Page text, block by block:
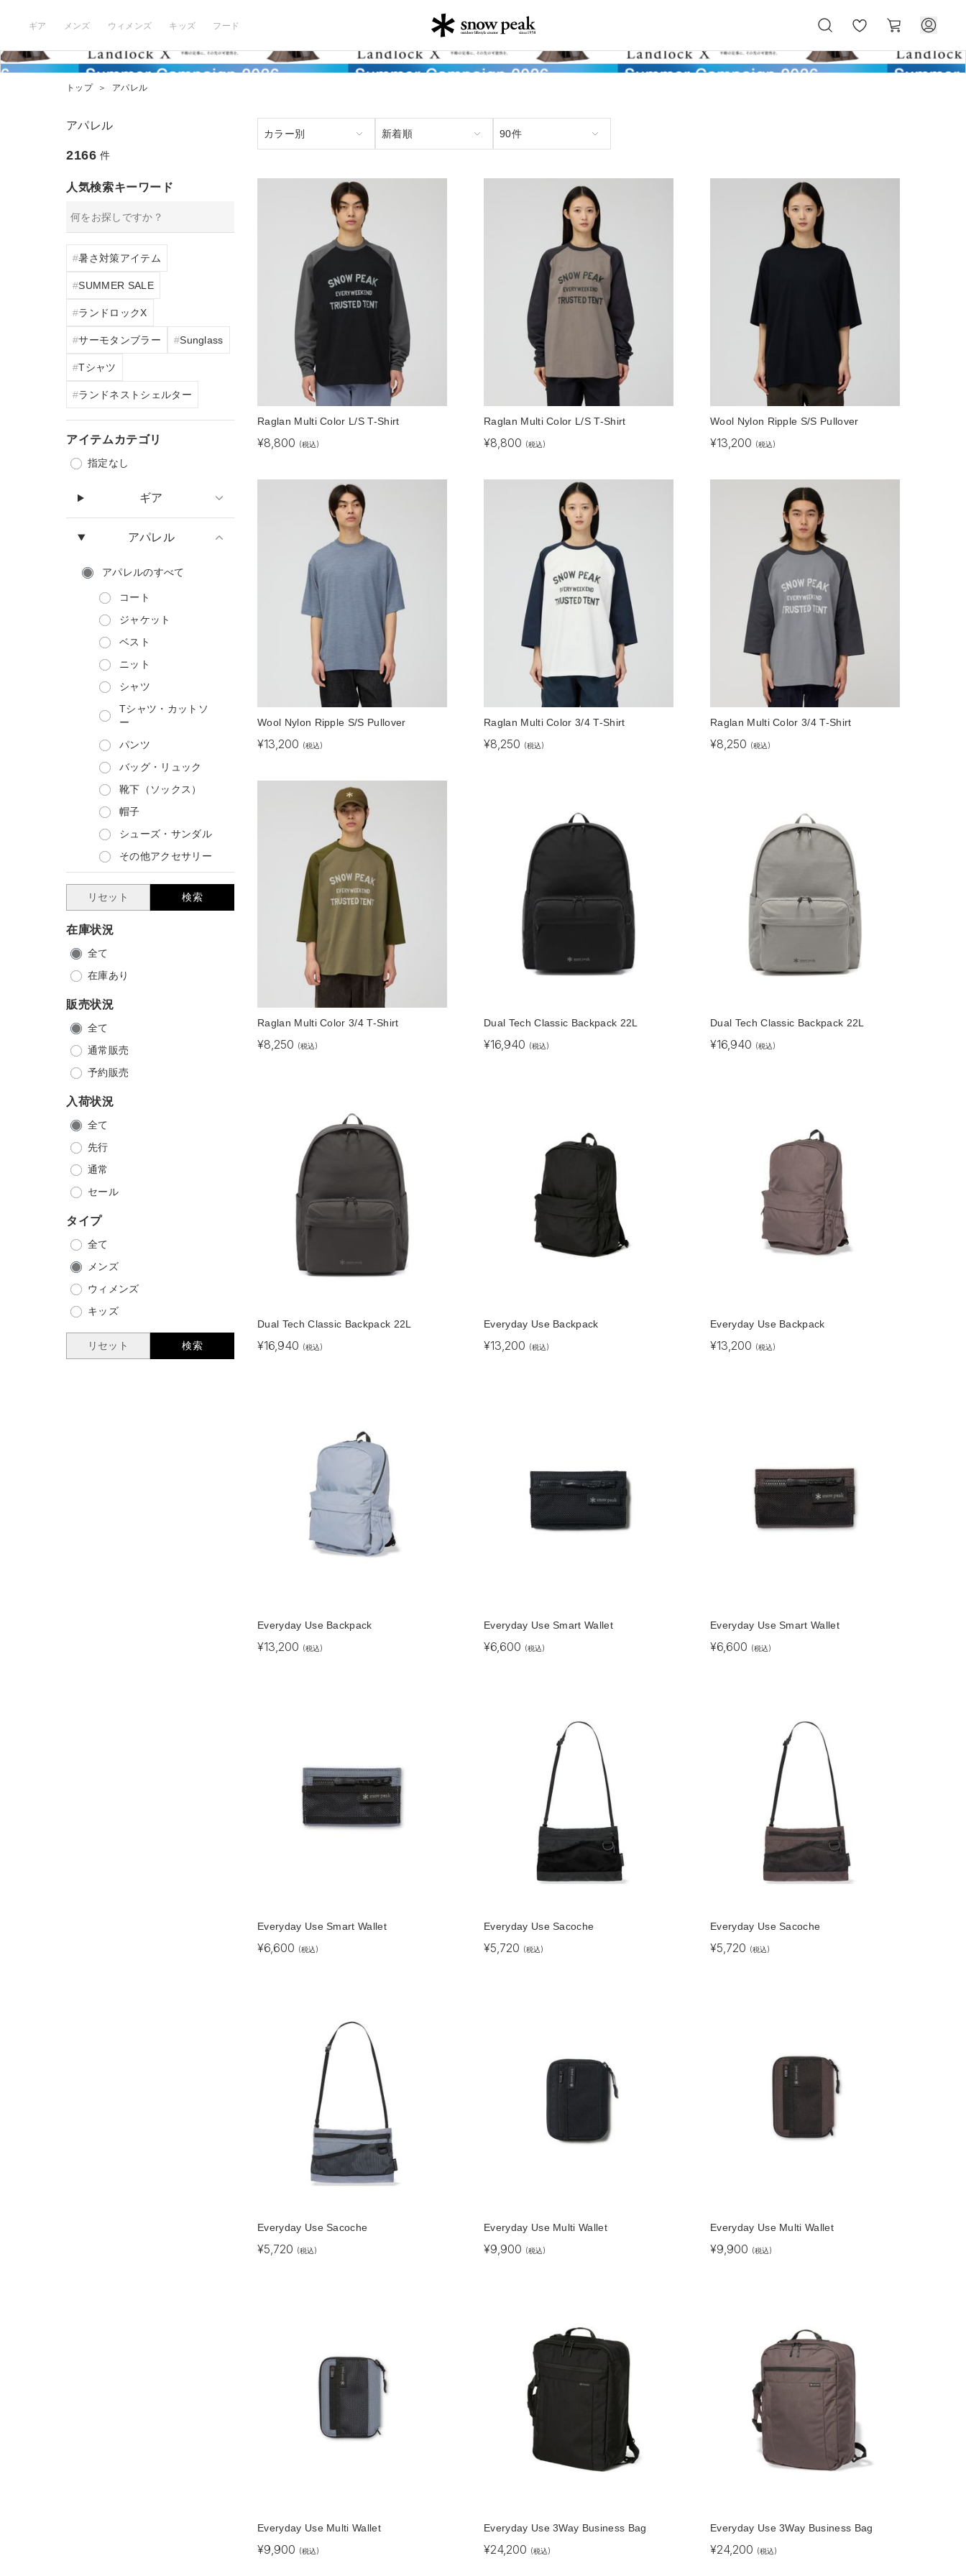
ギア メンズ ウィメンズ キッズ フード
気
に
ー
ト
トップ ＞ アパレル
アパレル
2166 件
人気検索キーワード
暑さ対策アイテム
SUMMER SALE
ランドロックX
サーモタンブラー Sunglass
Tシャツ
ランドネストシェルター
アイテムカテゴリ
指定なし
ギア
アパレル
アパレルのすべて
コート
ジャケット
ベスト
ニット
シャツ
Tシャツ・カットソ
ー
パンツ
バッグ・リュック
靴下（ソックス）
帽子
シューズ・サンダル
その他アクセサリー
リセット 検索
在庫状況
全て
在庫あり
販売状況
全て
通常販売
予約販売
入荷状況
全て
先行
通常
セール
タイプ
全て
メンズ
ウィメンズ
キッズ
リセット 検索
Raglan Multi Color L/S T-Shirt
¥8,800 (税込)
Raglan Multi Color L/S T-Shirt
¥8,800 (税込)
Wool Nylon Ripple S/S Pullover
¥13,200 (税込)
Wool Nylon Ripple S/S Pullover
¥13,200 (税込)
Raglan Multi Color 3/4 T-Shirt
¥8,250 (税込)
Raglan Multi Color 3/4 T-Shirt
¥8,250 (税込)
Raglan Multi Color 3/4 T-Shirt
¥8,250 (税込)
Dual Tech Classic Backpack 22L
¥16,940 (税込)
Dual Tech Classic Backpack 22L
¥16,940 (税込)
Dual Tech Classic Backpack 22L
¥16,940 (税込)
Everyday Use Backpack
¥13,200 (税込)
Everyday Use Backpack
¥13,200 (税込)
Everyday Use Backpack
¥13,200 (税込)
Everyday Use Smart Wallet
¥6,600 (税込)
Everyday Use Smart Wallet
¥6,600 (税込)
Everyday Use Smart Wallet
¥6,600 (税込)
Everyday Use Sacoche
¥5,720 (税込)
Everyday Use Sacoche
¥5,720 (税込)
Everyday Use Sacoche
¥5,720 (税込)
Everyday Use Multi Wallet
¥9,900 (税込)
Everyday Use Multi Wallet
¥9,900 (税込)
Everyday Use Multi Wallet
¥9,900 (税込)
Everyday Use 3Way Business Bag
¥24,200 (税込)
Everyday Use 3Way Business Bag
¥24,200 (税込)